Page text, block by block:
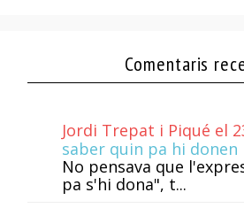
Comentaris
Jordi Trepat i Piqué el
saber quin pa hi donen
No pensava que
pa s'hi dona", t...